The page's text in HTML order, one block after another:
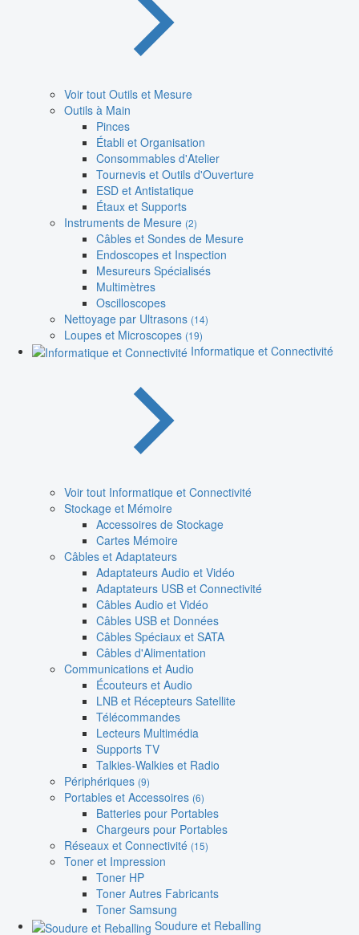
Voir tout Outils et Mesure
Outils à Main
Pinces
Établi et Organisation
Consommables d'Atelier
Tournevis et Outils d'Ouverture
ESD et Antistatique
Étaux et Supports
Instruments de Mesure (2)
Câbles et Sondes de Mesure
Endoscopes et Inspection
Mesureurs Spécialisés
Multimètres
Oscilloscopes
Nettoyage par Ultrasons (14)
Loupes et Microscopes (19)
Informatique et Connectivité
Voir tout Informatique et Connectivité
Stockage et Mémoire
Accessoires de Stockage
Cartes Mémoire
Câbles et Adaptateurs
Adaptateurs Audio et Vidéo
Adaptateurs USB et Connectivité
Câbles Audio et Vidéo
Câbles USB et Données
Câbles Spéciaux et SATA
Câbles d'Alimentation
Communications et Audio
Écouteurs et Audio
LNB et Récepteurs Satellite
Télécommandes
Lecteurs Multimédia
Supports TV
Talkies-Walkies et Radio
Périphériques (9)
Portables et Accessoires (6)
Batteries pour Portables
Chargeurs pour Portables
Réseaux et Connectivité (15)
Toner et Impression
Toner HP
Toner Autres Fabricants
Toner Samsung
Soudure et Reballing